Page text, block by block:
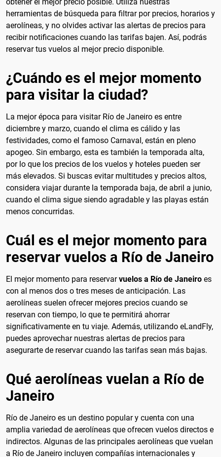
herramientas de búsqueda para filtrar por precios, horarios y
aerolíneas, y no olvides activar las alertas de precios para
recibir notificaciones cuando las tarifas bajen. Así, podrás
reservar tus vuelos al mejor precio disponible.
¿Cuándo es el mejor momento
para visitar la ciudad?
La mejor época para visitar Río de Janeiro es entre
diciembre y marzo, cuando el clima es cálido y las
festividades, como el famoso Carnaval, están en pleno
apogeo. Sin embargo, esta es también la temporada alta,
por lo que los precios de los vuelos y hoteles pueden ser
más elevados. Si buscas evitar multitudes y precios altos,
considera viajar durante la temporada baja, de abril a junio,
cuando el clima sigue siendo agradable y las playas están
menos concurridas.
Cuál es el mejor momento para
reservar vuelos a Río de Janeiro
El mejor momento para reservarvuelos a Río de Janeiro es
con al menos dos o tres meses de anticipación. Las
aerolíneas suelen ofrecer mejores precios cuando se
reservan con tiempo, lo que te permitirá ahorrar
significativamente en tu viaje. Además, utilizando eLandFly,
puedes aprovechar nuestras alertas de precios para
asegurarte de reservar cuando las tarifas sean más bajas.
Qué aerolíneas vuelan a Río de
Janeiro
Río de Janeiro es un destino popular y cuenta con una
amplia variedad de aerolíneas que ofrecen vuelos directos e
indirectos. Algunas de las principales aerolíneas que vuelan
a Río de Janeiro incluyen compañías internacionales y